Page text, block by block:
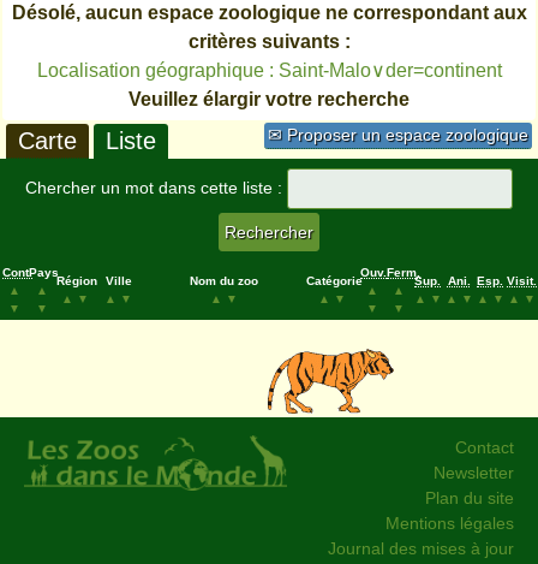
Désolé, aucun espace zoologique ne correspondant aux
critères suivants :
Localisation géographique : Saint-Malo∨der=continent
Veuillez élargir votre recherche
✉ Proposer un espace zoologique
Carte Liste
Chercher un mot dans cette liste :
Cont.
▲
▼
Pays
▲
▼
Région
▲
▼
Ville
▲
▼
Nom du zoo
▲
▼
Catégorie
▲
▼
Ouv.
▲
▼
Ferm.
▲
▼
Sup.
▲
▼
Ani.
▲
▼
Esp.
▲
▼
Visit.
▲
▼
Contact
Newsletter
Plan du site
Mentions légales
Journal des mises à jour